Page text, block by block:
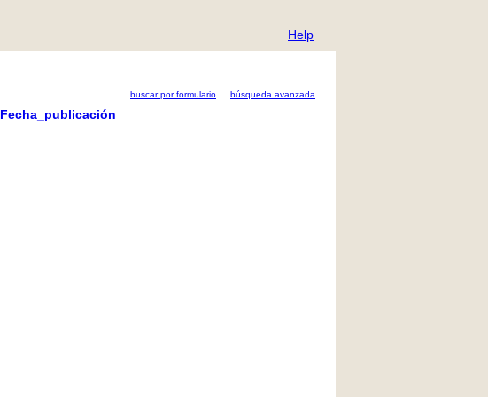
Help
buscar por formulario búsqueda avanzada
Fecha_publicación